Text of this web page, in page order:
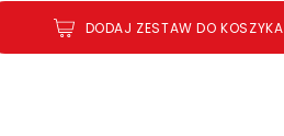
DODAJ ZESTAW DO KOSZYKA